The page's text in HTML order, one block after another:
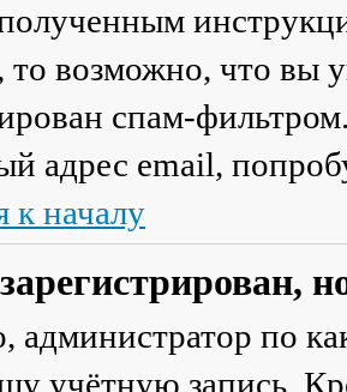
то возможно, что вы
спам-
адрес email,
к началу
администратор по
учётную запись.